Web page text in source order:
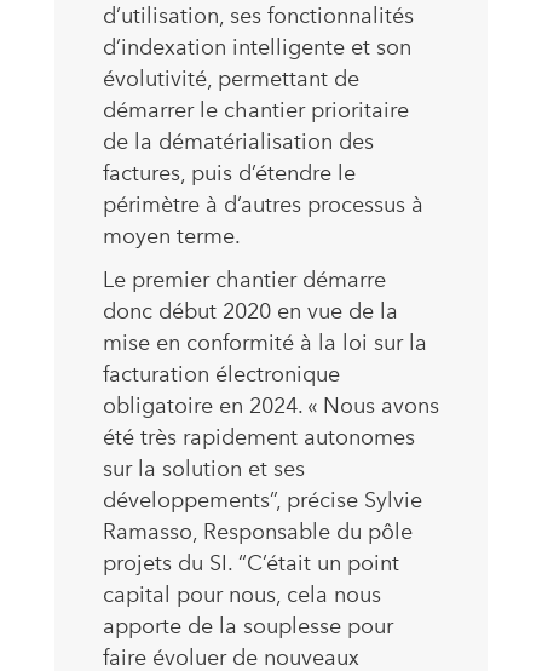
d’utilisation, ses fonctionnalités
d’indexation intelligente et son
évolutivité, permettant de
démarrer le chantier prioritaire
de la dématérialisation des
factures, puis d’étendre le
périmètre à d’autres processus à
moyen terme.
Le premier chantier démarre
donc début 2020 en vue de la
mise en conformité à la loi sur la
facturation électronique
obligatoire en 2024. « Nous avons
été très rapidement autonomes
sur la solution et ses
développements”, précise Sylvie
Ramasso, Responsable du pôle
projets du SI. “C’était un point
capital pour nous, cela nous
apporte de la souplesse pour
faire évoluer de nouveaux